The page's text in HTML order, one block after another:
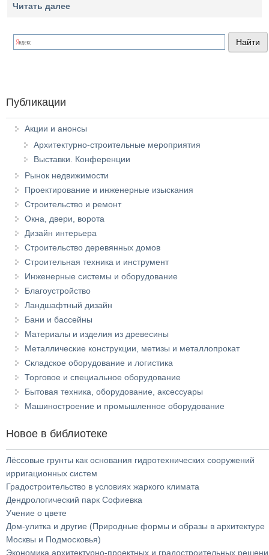
Читать далее
Публикации
Акции и анонсы
Архитектурно-строительные мероприятия
Выставки. Конференции
Рынок недвижимости
Проектирование и инженерные изыскания
Строительство и ремонт
Окна, двери, ворота
Дизайн интерьера
Строительство деревянных домов
Строительная техника и инструмент
Инженерные системы и оборудование
Благоустройство
Ландшафтный дизайн
Бани и бассейны
Материалы и изделия из древесины
Металлические конструкции, метизы и металлопрокат
Складское оборудование и логистика
Торговое и специальное оборудование
Бытовая техника, оборудование, аксессуары
Машиностроение и промышленное оборудование
Новое в библиотеке
Лёссовые грунты как основания гидротехнических сооружений
ирригационных систем
Градостроительство в условиях жаркого климата
Дендрологический парк Софиевка
Учение о цвете
Дом-улитка и другие (Природные формы и образы в архитектуре
Москвы и Подмосковья)
Экономика архитектурно-проектных и градостроительных